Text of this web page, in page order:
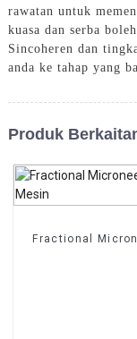
rawatan untuk
kuasa dan serba
Sincoheren dan
anda ke tahap yang
Produk
Fractional